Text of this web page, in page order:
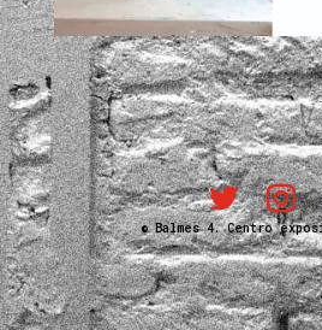
© Balmes 4. Centro